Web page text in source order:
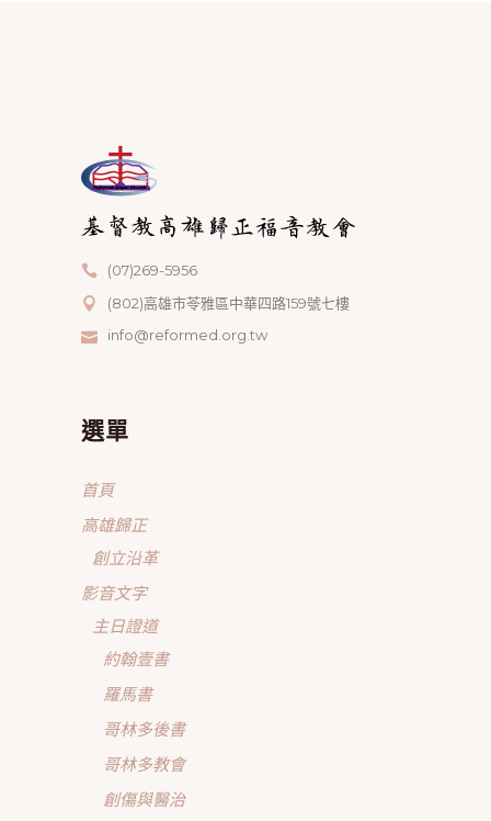
(07)269-5956
(802)高雄市苓雅區中華四路159號七樓
info@reformed.org.tw
選單
首頁
高雄歸正
創立沿革
影音文字
主日證道
約翰壹書
羅馬書
哥林多後書
哥林多教會
創傷與醫治